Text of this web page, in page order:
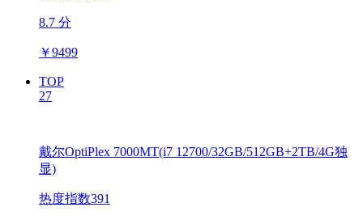
8.7 分
￥9499
TOP
27
戴尔OptiPlex 7000MT(i7 12700/32GB/512GB+2TB/4G独
显)
热度指数391